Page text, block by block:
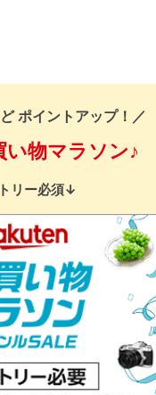
ポイントアップ！／
物マラソン♪
リー必須↓